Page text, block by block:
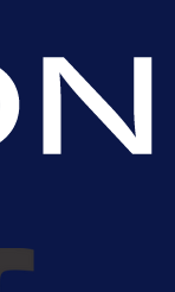
Dva
po bh.